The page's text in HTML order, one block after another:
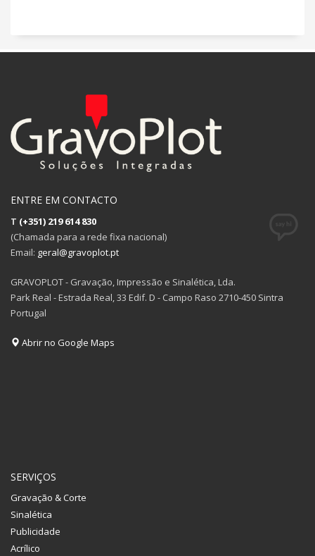
ENTRE EM CONTACTO
T (+351) 219 614 830
(Chamada para a rede fixa nacional)
Email: geral@gravoplot.pt
GRAVOPLOT - Gravação, Impressão e Sinalética, Lda.
Park Real - Estrada Real, 33 Edif. D - Campo Raso 2710-450 Sintra
Portugal
Abrir no Google Maps
SERVIÇOS
Gravação & Corte
Sinalética
Publicidade
Acrílico